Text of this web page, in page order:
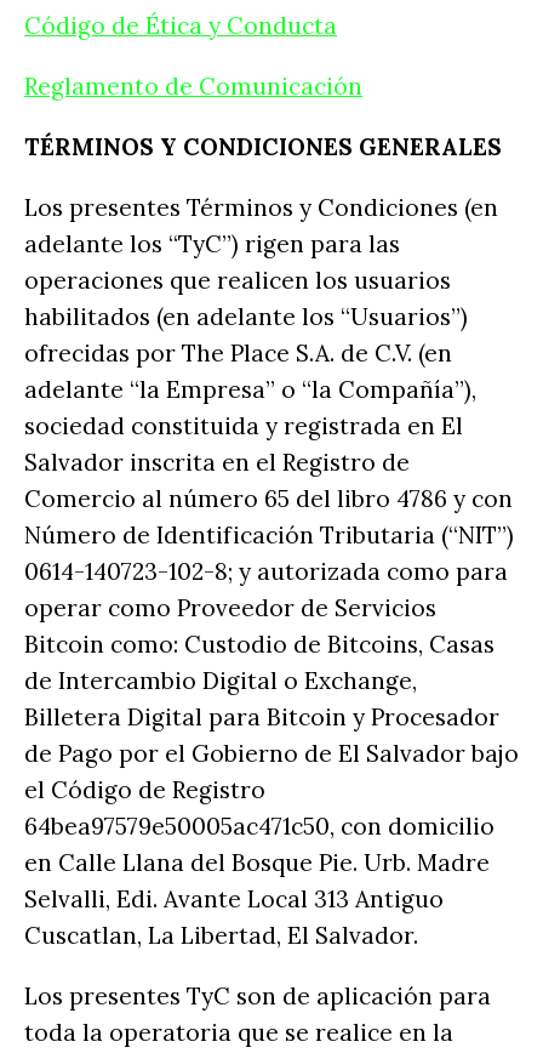
Código de Ética y Conducta
Reglamento de Comunicación
TÉRMINOS Y CONDICIONES GENERALES
Los presentes Términos y Condiciones (en
adelante los “TyC”) rigen para las
operaciones que realicen los usuarios
habilitados (en adelante los “Usuarios”)
ofrecidas por The Place S.A. de C.V. (en
adelante “la Empresa” o “la Compañía”),
sociedad constituida y registrada en El
Salvador inscrita en el Registro de
Comercio al número 65 del libro 4786 y con
Número de Identificación Tributaria (“NIT”)
0614-140723-102-8; y autorizada como para
operar como Proveedor de Servicios
Bitcoin como: Custodio de Bitcoins, Casas
de Intercambio Digital o Exchange,
Billetera Digital para Bitcoin y Procesador
de Pago por el Gobierno de El Salvador bajo
el Código de Registro
64bea97579e50005ac471c50, con domicilio
en Calle Llana del Bosque Pie. Urb. Madre
Selvalli, Edi. Avante Local 313 Antiguo
Cuscatlan, La Libertad, El Salvador.
Los presentes TyC son de aplicación para
toda la operatoria que se realice en la